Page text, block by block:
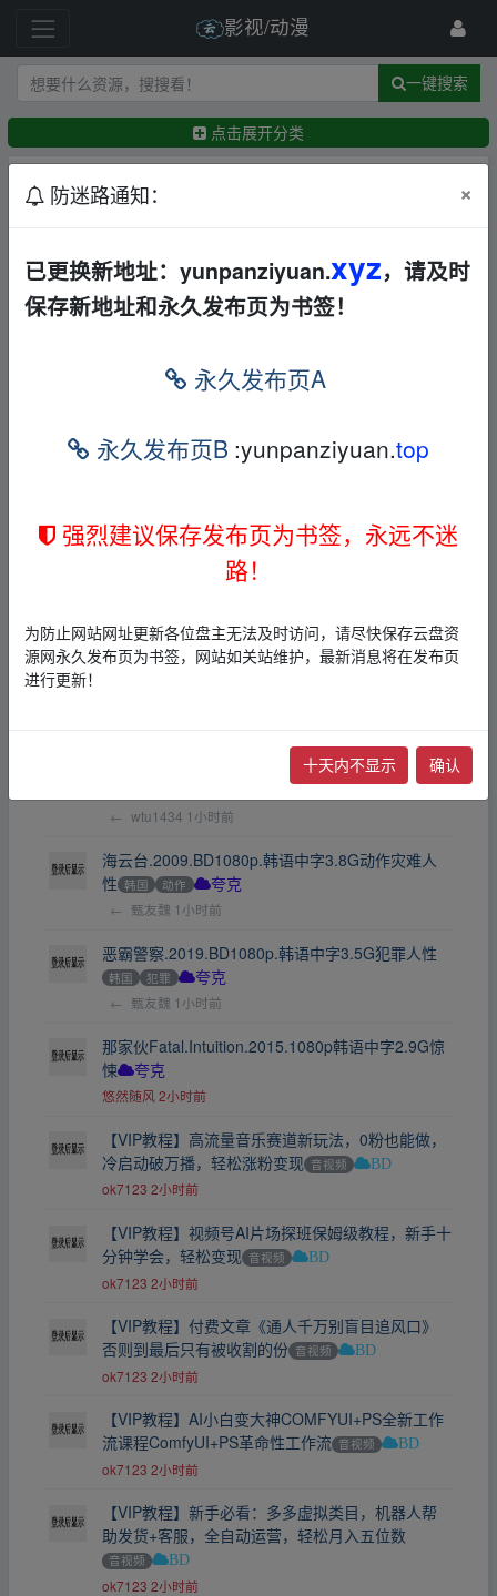
影视/动漫
一键搜索
点击展开分类
最新 精华
【纪录/运动】【中文字幕】 欧美 其他 迅雷网盘
← 18305525793 7天前
西部】【全8集】【官方中英字幕】
电视剧 夸克 迅雷网盘
【太空旅客（2016）】【4K】【英文字幕】【詹妮
← MMoney 8天前
海上钢琴师(1998)1080P国配国语英语中字[8.46G]
Yuhina 9天前
澳洲浪漫爱情片榜No.11《寻爱四次方》2026中英
← wtu1434 1小时前
海云台.2009.BD1080p.韩语中字3.8G动作灾难人
性 韩国 动作 夸克
← 甄友魏 1小时前
恶霸警察.2019.BD1080p.韩语中字3.5G犯罪人性
韩国 犯罪 夸克
← 甄友魏 1小时前
那家伙Fatal.Intuition.2015.1080p韩语中字2.9G惊
悚
夸克
悠然随风 2小时前
【VIP教程】高流量音乐赛道新玩法，0粉也能做，
冷启动破万播，轻松涨粉变现 音视频 BD
ok7123 2小时前
【VIP教程】视频号AI片场探班保姆级教程，新手十
分钟学会，轻松变现 音视频 BD
ok7123 2小时前
【VIP教程】付费文章《通人千万别盲目追风口》
否则到最后只有被收割的份 音视频 BD
ok7123 2小时前
【VIP教程】AI小白变大神COMFYUI+PS全新工作
流课程ComfyUI+PS革命性工作流 音视频 BD
ok7123 2小时前
【VIP教程】新手必看：多多虚拟类目，机器人帮
助发货+客服，全自动运营，轻松月入五位数
音视频 BD
ok7123 2小时前
防迷路通知： ×
已更换新地址：yunpanziyuan.xyz，请及时
保存新地址和永久发布页为书签！
永久发布页A
永久发布页B :yunpanziyuan.top
强烈建议保存发布页为书签，永远不迷
路！
为防止网站网址更新各位盘主无法及时访问，请尽快保存云盘资
源网永久发布页为书签，网站如关站维护，最新消息将在发布页
进行更新！
十天内不显示 确认